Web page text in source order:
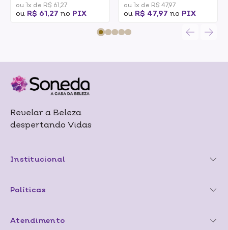
ou 1x de R$ 61,27
ou R$ 61,27 no PIX
ou 1x de R$ 47,97
ou R$ 47,97 no PIX
Revelar a Beleza
despertando Vidas
Institucional
Políticas
Atendimento